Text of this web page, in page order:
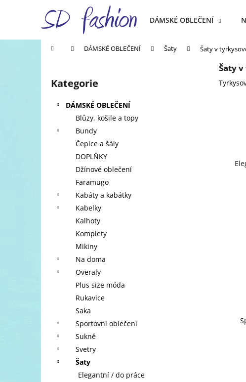
DÁMSKÉ OBLEČENÍ
Domů DÁMSKÉ OBLEČENÍ Šaty Šaty v
Přeskočit
kategorie
Kategorie
DÁMSKÉ OBLEČENÍ
Blůzy, košile a topy
Bundy
Čepice a šály
DOPLŇKY
Džínové oblečení
Faramugo
Kabáty a kabátky
Kabelky
Kalhoty
Komplety
Mikiny
Na doma
Overaly
Plus size móda
Rukavice
Saka
Sportovní oblečení
Sukně
Svetry
Šaty
Elegantní / do práce
Šaty
í
Zpět
do
Zpět
do